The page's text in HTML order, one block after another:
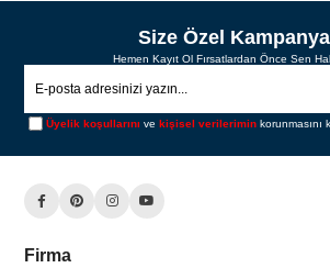
Size Özel
Hemen Kayıt Ol Fırsatlardan Önce Sen
Üyelik koşullarını vekişisel verilerimin korunmasını
Firma